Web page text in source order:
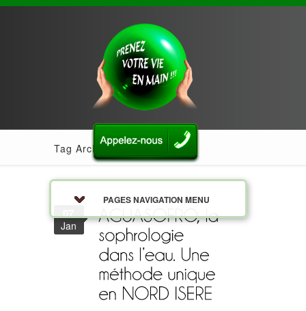
PAGES NAVIGATION MENU
Tag Archives: eau
07
Jan